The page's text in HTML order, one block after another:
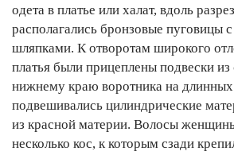
одета в платье или халат, вдоль
располагались бронзовые пуговицы
шляпками. К отворотам широкого
платья были прицеплены подвески
нижнему краю воротника на длинных
подвешивались цилиндрические
из красной материи. Волосы
несколько кос, к которым сзади